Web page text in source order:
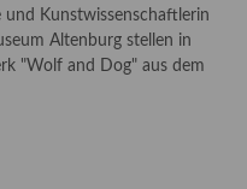
Kunstwissenschaftlerin
Altenburg stellen in
"Wolf and Dog" aus dem